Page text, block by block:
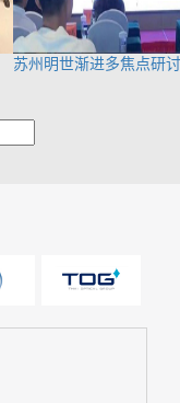
苏州明世渐进多焦点研